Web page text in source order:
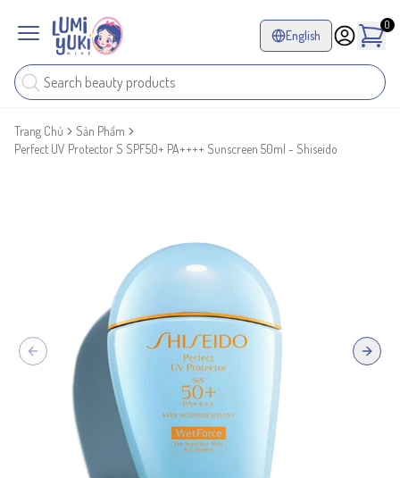
English
0
Trang Chủ
Sản Phẩm
Perfect UV Protector S SPF50+ PA++++ Sunscreen 50ml - Shiseido
Previous slide Next